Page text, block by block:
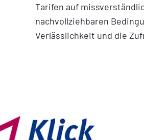
Tarifen auf
nachvollziehbaren
Verlässlichkeit und die